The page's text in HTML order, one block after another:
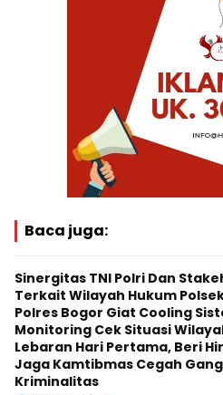
Baca juga:
Sinergitas TNI Polri Dan
Terkait Wilayah Hukum
Polres Bogor Giat Cooling
Monitoring Cek Situasi
Lebaran Hari Pertama, Beri
Jaga Kamtibmas Cegah
Kriminalitas